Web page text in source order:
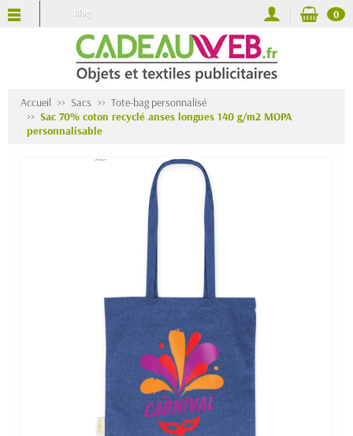
Blog 0
Accueil Sacs
Tote-bag personnalisé
Sac 70% coton recyclé anses longues 140 g/m2 MOPA
personnalisable